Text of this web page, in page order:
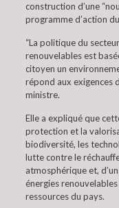
construction d’une
programme d’action
“La politique du
renouvelables est
citoyen un
répond aux exigences
ministre.
Elle a expliqué que
protection et la
biodiversité, les
lutte contre le
atmosphérique et,
énergies
ressources du pays.